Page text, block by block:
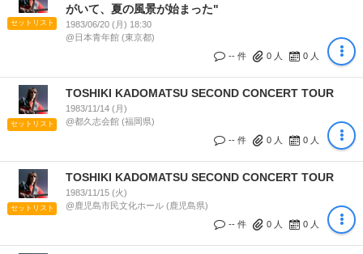
セットリスト
がいて、夏の風景が始まった"
1983/06/20 (月) 18:30
@日本青年館 (東京都)
-- 件
0 人 0 人
セットリスト
TOSHIKI KADOMATSU SECOND CONCERT TOUR
1983/11/14 (月)
@都久志会館 (福岡県)
-- 件
0 人 0 人
セットリスト
TOSHIKI KADOMATSU SECOND CONCERT TOUR
1983/11/15 (火)
@鹿児島市民文化ホール (鹿児島県)
-- 件
0 人 0 人